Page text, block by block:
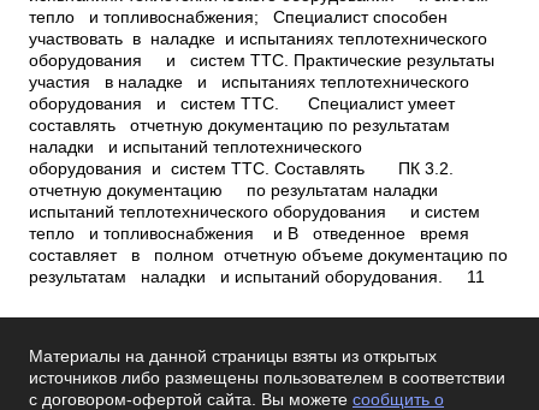
Материалы на данной страницы взяты из открытых
источников либо размещены пользователем в соответствии
с договором-офертой сайта. Вы можете сообщить о